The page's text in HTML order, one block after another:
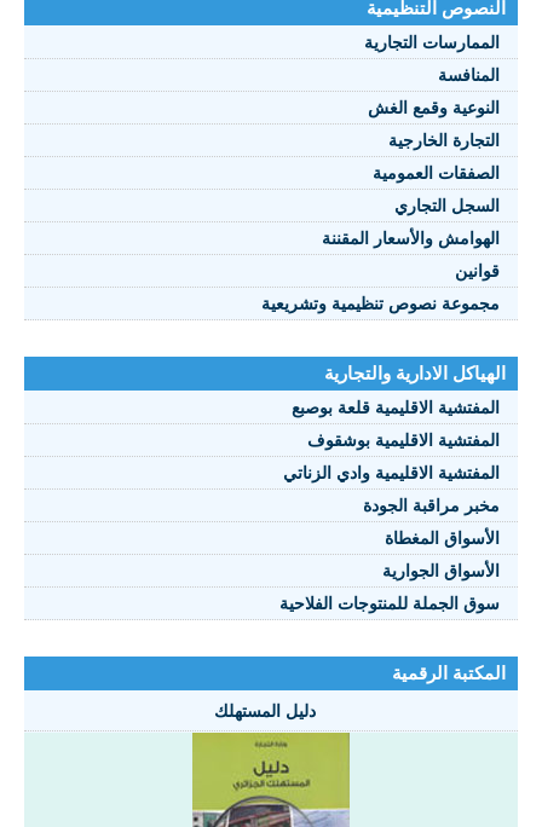
النصوص التنظيمية
الممارسات التجارية
المنافسة
النوعية وقمع الغش
التجارة الخارجية
الصفقات العمومية
السجل التجاري
الهوامش والأسعار المقننة
قوانين
مجموعة نصوص تنظيمية وتشريعية
الهياكل الادارية والتجارية
المفتشية الاقليمية قلعة بوصبع
المفتشية الاقليمية بوشقوف
المفتشية الاقليمية وادي الزناتي
مخبر مراقبة الجودة
الأسواق المغطاة
الأسواق الجوارية
سوق الجملة للمنتوجات الفلاحية
المكتبة الرقمية
دليل المستهلك